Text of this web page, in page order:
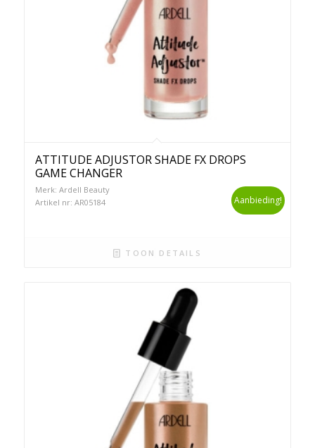
ATTITUDE ADJUSTOR SHADE FX DROPS
GAME CHANGER
Merk: Ardell Beauty
Artikel nr: AR05184
Aanbieding!
TOON DETAILS